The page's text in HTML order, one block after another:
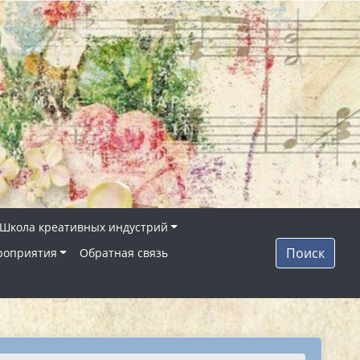
креативных индустрий
Обратная связь Поиск